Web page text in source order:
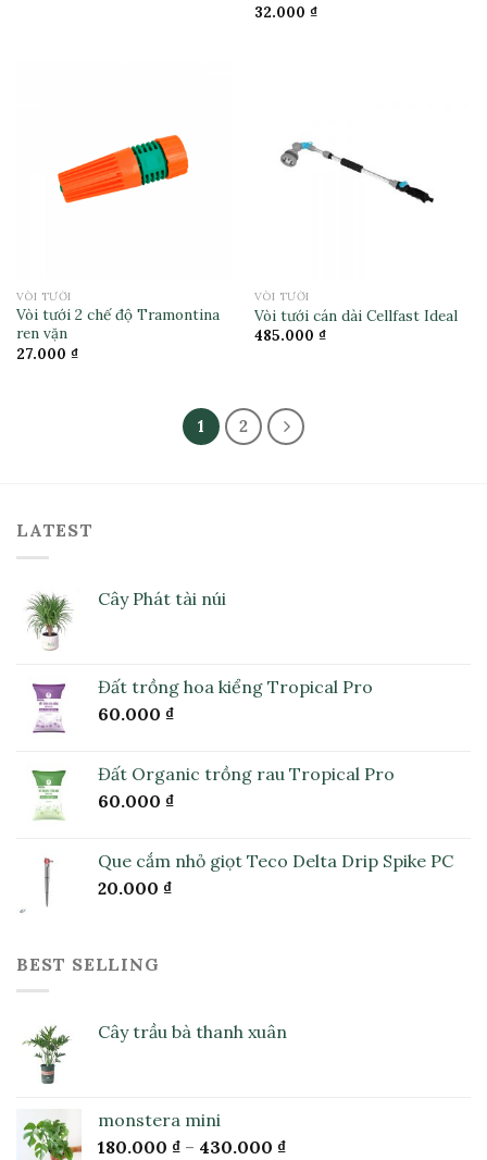
32.000 ₫
VÒI TƯỚI
Vòi tưới 2 chế độ Tramontina
ren vặn
27.000 ₫
VÒI TƯỚI
Vòi tưới cán dài Cellfast Ideal
485.000 ₫
1 2
LATEST
Cây Phát tài núi
Đất trồng hoa kiểng Tropical Pro
60.000 ₫
Đất Organic trồng rau Tropical Pro
60.000 ₫
Que cắm nhỏ giọt Teco Delta Drip Spike PC
20.000 ₫
BEST SELLING
Cây trầu bà thanh xuân
monstera mini
180.000 ₫ – 430.000 ₫